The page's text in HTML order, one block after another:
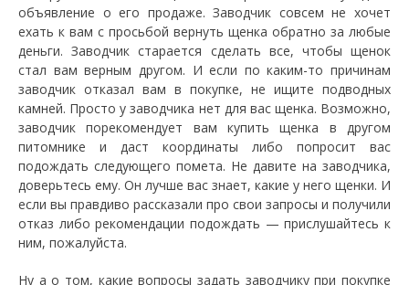
объявление о его продаже. Заводчик совсем не хочет
ехать к вам с просьбой вернуть щенка обратно за любые
деньги. Заводчик старается сделать все, чтобы щенок
стал вам верным другом. И если по каким-то причинам
заводчик отказал вам в покупке, не ищите подводных
камней. Просто у заводчика нет для вас щенка. Возможно,
заводчик порекомендует вам купить щенка в другом
питомнике и даст координаты либо попросит вас
подождать следующего помета. Не давите на заводчика,
доверьтесь ему. Он лучше вас знает, какие у него щенки. И
если вы правдиво рассказали про свои запросы и получили
отказ либо рекомендации подождать — прислушайтесь к
ним, пожалуйста.
Ну а о том, какие вопросы задать заводчику при покупке